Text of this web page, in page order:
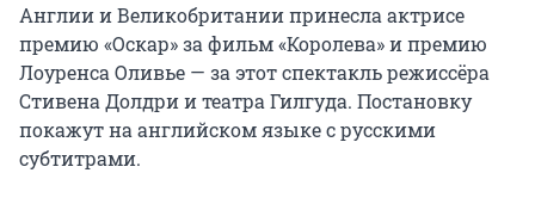
Англии и Великобритании принесла актрисе
премию «Оскар» за фильм «Королева» и премию
Лоуренса Оливье — за этот спектакль режиссёра
Стивена Долдри и театра Гилгуда. Постановку
покажут на английском языке с русскими
субтитрами.